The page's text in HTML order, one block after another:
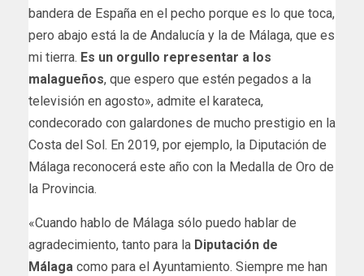
bandera de España en el pecho porque es lo que toca,
pero abajo está la de Andalucía y la de Málaga, que es
mi tierra. Es un orgullo representar a los
malagueños, que espero que estén pegados a la
televisión en agosto», admite el karateca,
condecorado con galardones de mucho prestigio en la
Costa del Sol. En 2019, por ejemplo, la Diputación de
Málaga reconocerá este año con la Medalla de Oro de
la Provincia.
«Cuando hablo de Málaga sólo puedo hablar de
agradecimiento, tanto para la Diputación de
Málaga como para el Ayuntamiento. Siempre me han